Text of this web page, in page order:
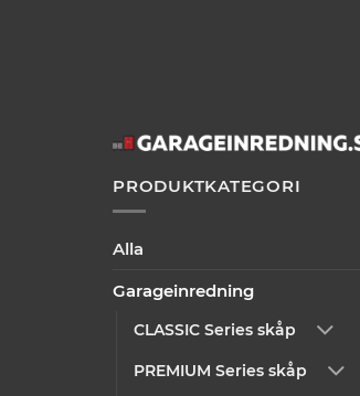
PRODUKTKATEGORI
Alla
Garageinredning
CLASSIC Series skåp
PREMIUM Series skåp